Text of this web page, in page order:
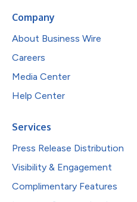
Company
About Business Wire
Careers
Media Center
Help Center
Services
Press Release Distribution
Visibility & Engagement
Complimentary Features